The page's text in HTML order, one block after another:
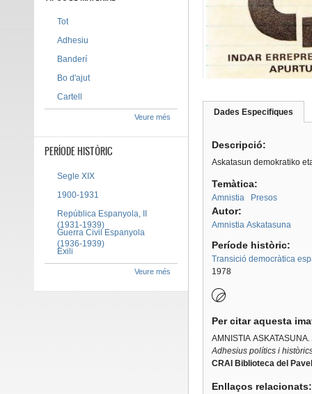
Dades Especifiques
Descripció:
Askatasun demokratiko
Temàtica:
Amnistia Presos
Autor:
Amnistia Askatasuna
Període històric:
Transició democràtica
1978
Per citar aquesta
AMNISTIA ASKATASUNA.
Adhesius polítics i
CRAI Biblioteca del
Enllaços
Tot
Adhesiu
Banderí
Bo d'ajut
Cartell
Veure més
PERÍODE HISTÒRIC
Segle XIX
1900-1931
República Espanyola, II
(1931-1939)
Guerra Civil Espanyola
(1936-1939)
Exili
Veure més